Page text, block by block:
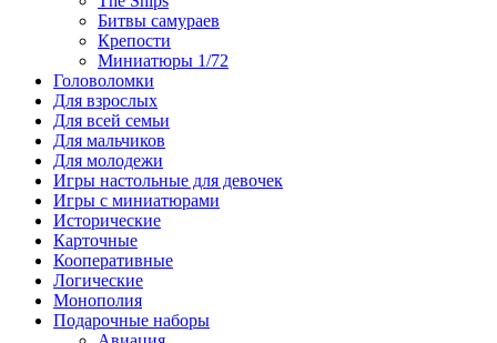
Битвы самураев
Крепости
Миниатюры 1/72
Головоломки
Для взрослых
Для всей семьи
Для мальчиков
Для молодежи
Игры настольные для девочек
Игры с миниатюрами
Исторические
Карточные
Кооперативные
Логические
Монополия
Подарочные наборы